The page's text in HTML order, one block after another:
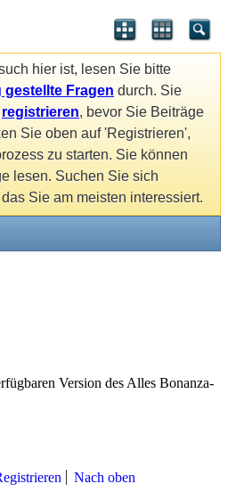
hier ist, lesen Sie bitte
gestellte Fragen durch. Sie
registrieren, bevor Sie Beiträge
Sie oben auf 'Registrieren',
zu starten. Sie können
lesen. Suchen Sie sich
Sie am meisten interessiert.
Version des Alles Bonanza-
Nach oben